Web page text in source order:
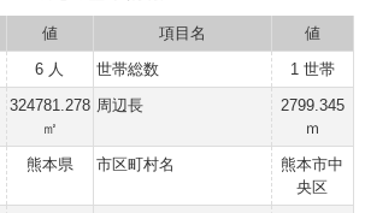
値 項目名
値
6 人 世帯総数
1 世帯
324781.278
㎡
周辺長
2799.345
ｍ
熊本県 市区町村名
熊本市中
央区